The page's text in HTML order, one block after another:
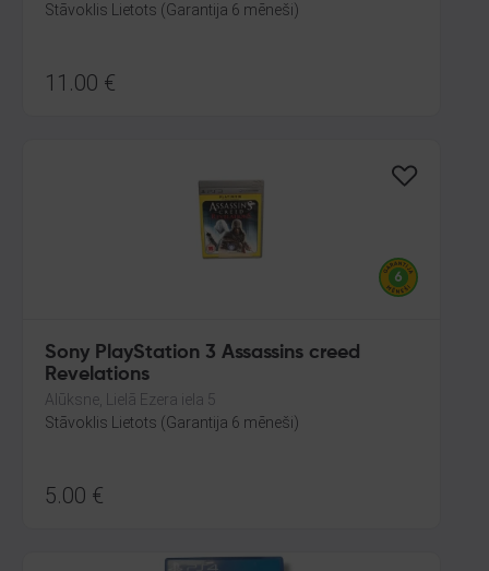
Stāvoklis Lietots (Garantija 6 mēneši)
11.00 €
Sony PlayStation 3 Assassins creed
Revelations
Alūksne, Lielā Ezera iela 5
Stāvoklis Lietots (Garantija 6 mēneši)
5.00 €